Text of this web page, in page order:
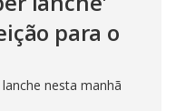
para o
nesta manhã